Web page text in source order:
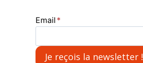
Email *
Je reçois la newsletter !